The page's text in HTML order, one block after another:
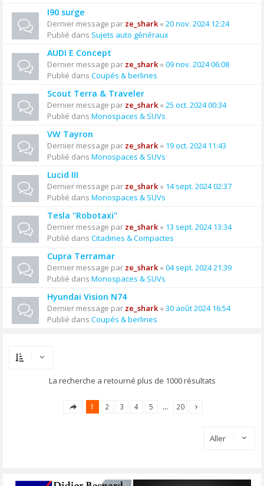
I90 surge
Dernier message par ze_shark« 20 nov. 2024 12:24
Publié dans Sujets auto généraux
AUDI E Concept
Dernier message par ze_shark« 09 nov. 2024 06:08
Publié dans Coupés & berlines
Scout Terra & Traveler
Dernier message par ze_shark« 25 oct. 2024 00:34
Publié dans Monospaces & SUVs
VW Tayron
Dernier message par ze_shark« 19 oct. 2024 11:43
Publié dans Monospaces & SUVs
Lucid III
Dernier message par ze_shark« 14 sept. 2024 02:37
Publié dans Monospaces & SUVs
Tesla "Robotaxi"
Dernier message par ze_shark« 13 sept. 2024 13:34
Publié dans Citadines & Compactes
Cupra Terramar
Dernier message par ze_shark« 04 sept. 2024 21:39
Publié dans Monospaces & SUVs
Hyundai Vision N74
Dernier message par ze_shark« 30 août 2024 16:54
Publié dans Coupés & berlines
La recherche a retourné plus de 1000 résultats
1 2 3 4 5 … 20
Aller